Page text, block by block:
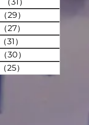
（29）
（27）
（31）
（30）
（25）